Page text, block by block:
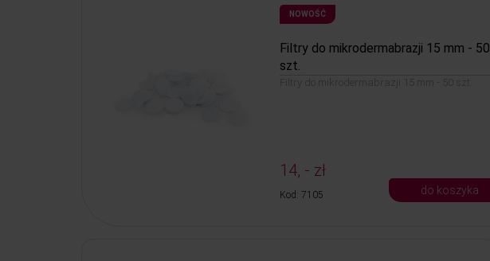
NOWOŚĆ
Filtry do mikrodermabrazji 15 mm - 50
szt.
Filtry do mikrodermabrazji 15 mm - 50 szt.
14, - zł
Kod: 7105 do koszyka